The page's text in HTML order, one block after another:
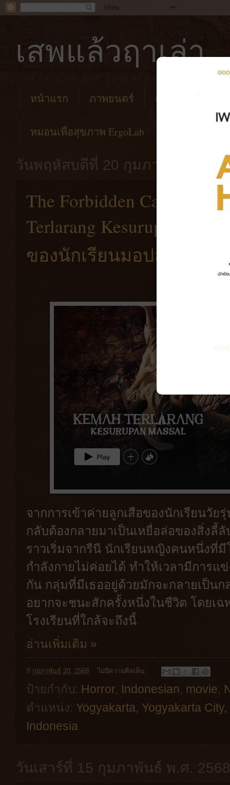
เสพแล้วฤาเล่า
หน้าแรก ภาพยนตร์ คาเฟ่
หมอนเพื่อสุขภาพ ErgoLab
วันพฤหัสบดีที่ 20 กุมภาพันธ์ พ.ศ.
The Forbidden Camp:
Terlarang Kesurupan
ของนักเรียนมอปลายที่ถูกส
จากการเข้าค่ายลูกเสือของนักเรียนวั
กลับต้องกลายมาเป็นเหยื่อล่อของสิ่งลี้
ราวเริ่มจากรีนี นักเรียนหญิงคนหนึ่งที่
กำลังกายไม่ค่อยได้ ทำให้เวลามีการแ
กัน กลุ่มที่มีเธออยู่ด้วยมักจะกลายเป็น
อยากจะชนะสักครั้งหนึ่งในชีวิต โดยเฉ
โรงเรียนที่ใกล้จะถึงนี้
อ่านเพิ่มเติม »
ที่ กุมภาพันธ์ 20, 2568 ไม่มีความคิดเห็น:
ป้ายกำกับ: Horror, Indonesian, movie,
ตำแหน่ง: Yogyakarta, Yogyakarta
Indonesia
วันเสาร์ที่ 15 กุมภาพันธ์ พ.ศ. 2568
หนัง